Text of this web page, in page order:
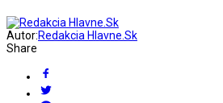
Autor:Redakcia Hlavne.Sk
Share